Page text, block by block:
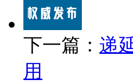
下一篇： 递
用